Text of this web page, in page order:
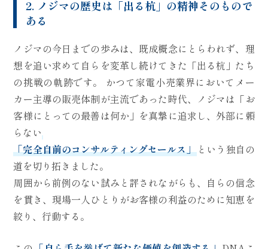
2. ノジマの歴史は「出る杭」の精神そのもので
ある
ノジマの今日までの歩みは、既成概念にとらわれず、理
想を追い求めて自らを変革し続けてきた「出る杭」たち
の挑戦の軌跡です。 かつて家電小売業界においてメー
カー主導の販売体制が主流であった時代、ノジマは「お
客様にとっての最善は何か」を真摯に追求し、外部に頼
らない
「完全自前のコンサルティングセールス」 という独自の
道を切り拓きました。
周囲から前例のない試みと評されながらも、自らの信念
を貫き、現場一人ひとりがお客様の利益のために知恵を
絞り、行動する。